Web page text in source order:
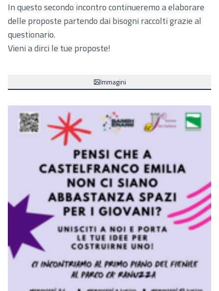
In questo secondo incontro continueremo a elaborare
delle proposte partendo dai bisogni raccolti grazie al
questionario.
Vieni a dirci le tue proposte!
Immagini